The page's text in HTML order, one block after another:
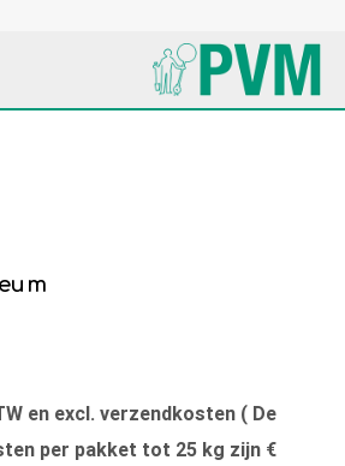
en excl. verzendkosten ( De
per pakket tot 25 kg zijn €